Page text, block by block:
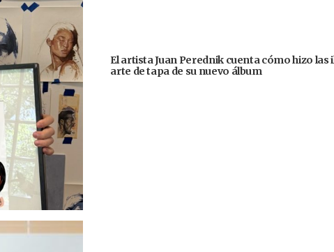
El artista Juan Perednik cuenta cómo hizo
arte de tapa de su nuevo álbum